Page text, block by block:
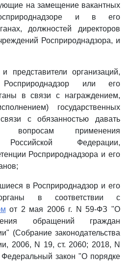
на замещение вакантных
и в его
должностей директоров
Росприроднадзора, и
представители организаций,
или его
в связи с награждением,
государственных
с обязанностью давать
вопросам применения
Российской Федерации,
Росприроднадзора и его
в Росприроднадзор и его
органы в соответствии с
от 2 мая 2006 г. N 59-ФЗ "О
обращений граждан
(Собрание законодательства
2006, N 19, ст. 2060; 2018, N
закон "О порядке